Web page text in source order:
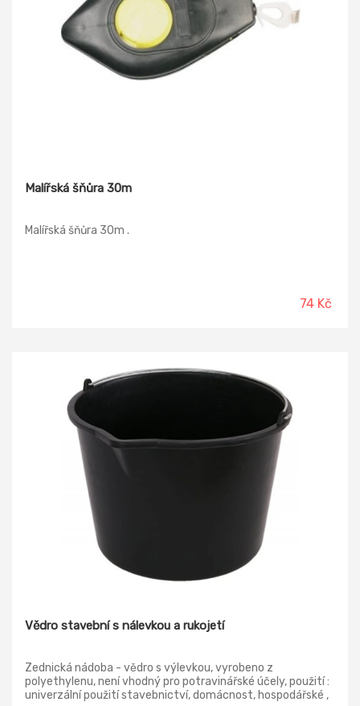
Malířská šňůra 30m
Malířská šňůra 30m .
74 Kč
Vědro stavební s nálevkou a rukojetí
Zednická nádoba - vědro s výlevkou, vyrobeno z
polyethylenu, není vhodný pro potravinářské účely, použití :
univerzální použití stavebnictví, domácnost, hospodářské ,